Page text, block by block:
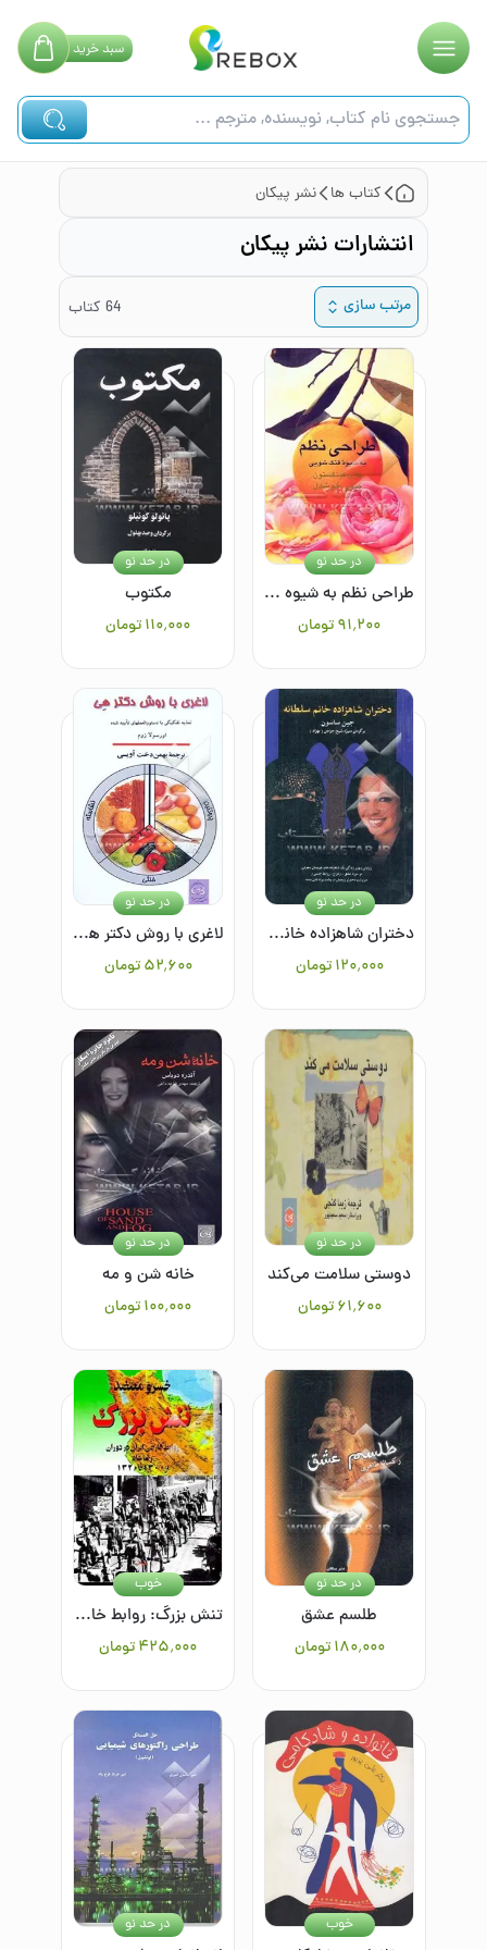
سبدخرید
کتاب ها نشر پیکان
انتشارات نشر پیکان
مرتب سازی 64 کتاب
طراحی نظم به شیوه فنگ‌شویی
۹۱٬۲۰۰تومان
در حد نو
مکتوب
۱۱۰٬۰۰۰تومان
در حد نو
دختران شاهزاده خانم سلطانه: زوایای پنهان زندگی یک شاهزاده خانم عربستان سعودی در مورد عشق، ازدواج ...
۱۲۰٬۰۰۰ تومان
در حد نو
لاغری با روش دکتر هی: تغذیه تفکیکی با دستورالعملهای تایید شده
۵۲٬۶۰۰ تومان
در حد نو
دوستی سلامت می‌کند
۶۱٬۶۰۰ تومان
در حد نو
خانه شن و مه
۱۰۰٬۰۰۰تومان
در حد نو
طلسم عشق
۱۸۰٬۰۰۰ تومان
در حد نو
تنش بزرگ: روابط خارجی ایران در دوران رضاشاه از 1300 تا 1320
۴۲۵٬۰۰۰تومان
خوب
خوب در حد نو